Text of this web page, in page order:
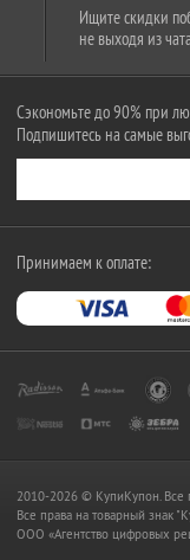
Ищите скидки
не выходя из
Сэкономьте до 90% при
Подпишитесь на самые
Принимаем к оплате:
2010-2026 © КупиКупон. Все
Все права на товарный знак
OOO «Агентство цифровых